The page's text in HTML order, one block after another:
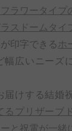
ラワータイプ
スドームタイ
印字できる ホ
幅広いニーズ
届けする結婚
るプリザーブ
と祝電が一緒